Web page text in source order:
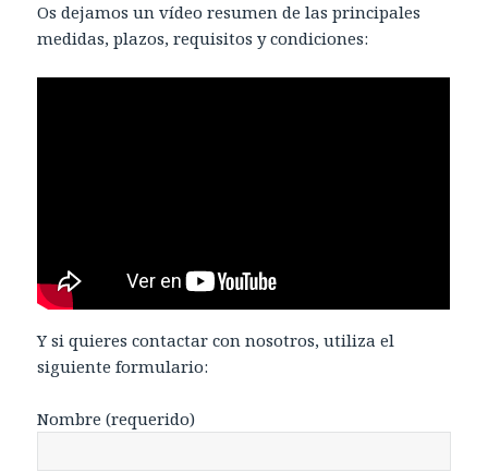
Os dejamos un vídeo resumen de las principales
medidas, plazos, requisitos y condiciones:
Y si quieres contactar con nosotros, utiliza el
siguiente formulario:
Nombre (requerido)